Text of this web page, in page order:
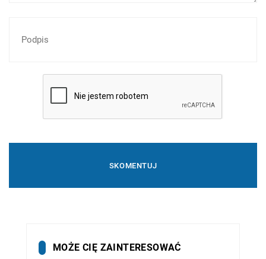
MOŻE CIĘ ZAINTERESOWAĆ